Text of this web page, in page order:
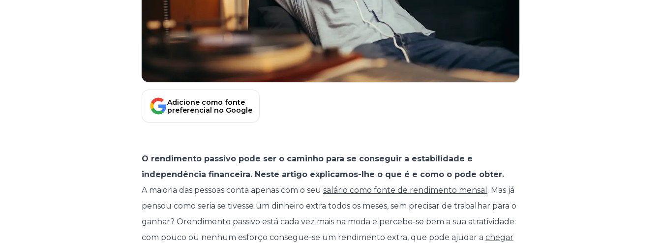
Adicione como fonte
preferencial no Google
O rendimento passivo pode ser o caminho para se conseguir a estabilidade e
independência financeira. Neste artigo explicamos-lhe o que é e como o pode obter.
A maioria das pessoas conta apenas com o seu salário como fonte de rendimento mensal . Mas já
pensou como seria se tivesse um dinheiro extra todos os meses, sem precisar de trabalhar para o
ganhar? Orendimento passivo está cada vez mais na moda e percebe-se bem a sua atratividade:
com pouco ou nenhum esforço consegue-se um rendimento extra, que pode ajudar a chegar